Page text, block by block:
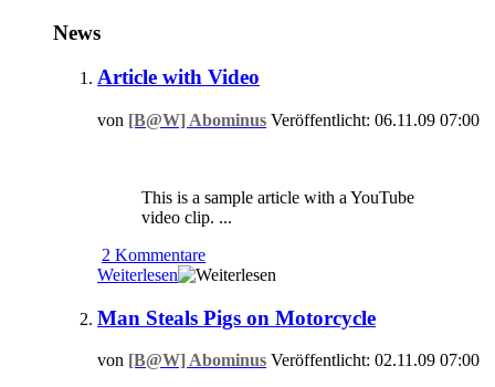
News
Article with Video
von [B@W] Abominus Veröffentlicht: 06.11.09 07:00
This is a sample article with a YouTube
video clip. ...
2 Kommentare
Weiterlesen
Man Steals Pigs on Motorcycle
von [B@W] Abominus Veröffentlicht: 02.11.09 07:00